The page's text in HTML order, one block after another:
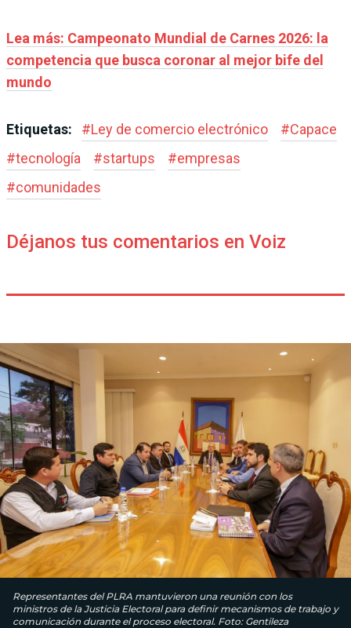
Lea más: Campeonato Mundial de Carnes 2026: la
competencia que busca coronar al mejor bife del
mundo
Etiquetas: #Ley de comercio electrónico #Capace
#tecnología #startups #empresas
#comunidades
Déjanos tus comentarios en Voiz
Representantes del PLRA mantuvieron una reunión con los
ministros de la Justicia Electoral para definir mecanismos de trabajo y
comunicación durante el proceso electoral. Foto: Gentileza